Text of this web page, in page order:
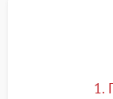
1.